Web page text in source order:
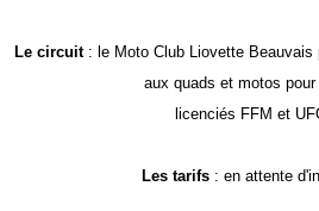
Le circuit: le Moto Club Liovette Beauvais
aux quads et motos
licenciés FFM et
Les tarifs: en attente